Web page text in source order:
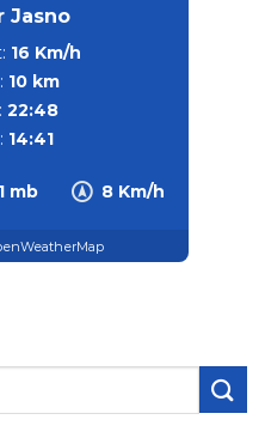
Jasno
mb 8 Km/h
16 Km/h
10 km
22:48
14:41